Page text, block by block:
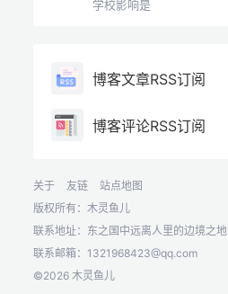
学校影响是
博客文章RSS订阅
博客评论RSS订阅
关于 友链
站点地图
版权所有：木灵鱼儿
联系地址：东之国中远离人里的边境之地
联系邮箱： 1321968423@qq.com
©2026 木灵鱼儿